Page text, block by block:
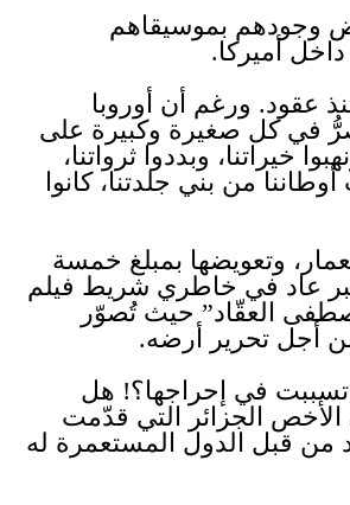
وجودهم بموسيقاهم
أميركا.
عقود. ورغم أن أوروبا
نصرُّ في كل صغيرة وكبيرة على
خيراتنا، وبددوا ثرواتنا،
من بني جلدتنا، كانوا
وتعويضها بمبلغ خمسة
عاد في خاطري شريط فيلم
العقّاد” حيث تُصوّر
أجل تحرير أرضه.
تسببت في إحراجها؟! هل
الجزائر التي قدّمت
من قبل الدول المستعمرة له